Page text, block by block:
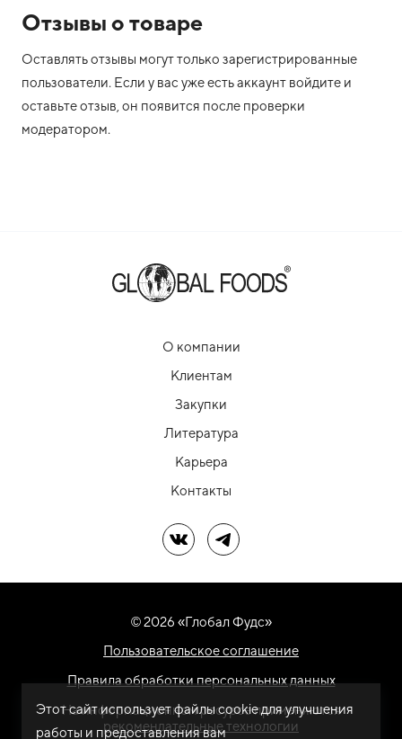
Отзывы о товаре
Оставлять отзывы могут только зарегистрированные
пользователи. Если у вас уже есть аккаунт войдите и
оставьте отзыв, он появится после проверки
модератором.
О компании
Клиентам
Закупки
Литература
Карьера
Контакты
Мы в ВКМы в Telegram
© 2026 «Глобал Фудс»
Пользовательское соглашение
Правила обработки персональных данных
На информационном ресурсе применяются
рекомендательные технологии
Этот сайт использует файлы cookie для улучшения
работы и предоставления вам